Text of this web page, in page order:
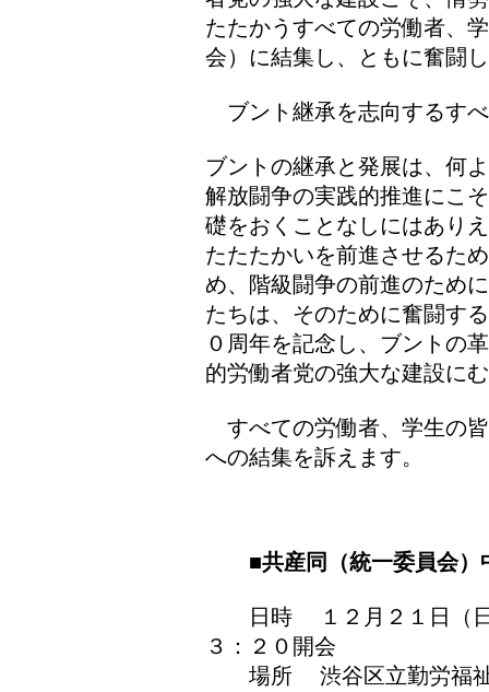
たたかうすべての労働者、
会）に結集し、ともに奮闘
ブント継承を志向するす
ブントの継承と発展は、何
解放闘争の実践的推進にこ
礎をおくことなしにはあり
たたたかいを前進させるた
め、階級闘争の前進のため
たちは、そのために奮闘す
０周年を記念し、ブントの
的労働者党の強大な建設に
すべての労働者、学生の
への結集を訴えます。
■共産同（統一委員会）
日時 １２月２１日（日
３：２０開会
場所 渋谷区立勤労福